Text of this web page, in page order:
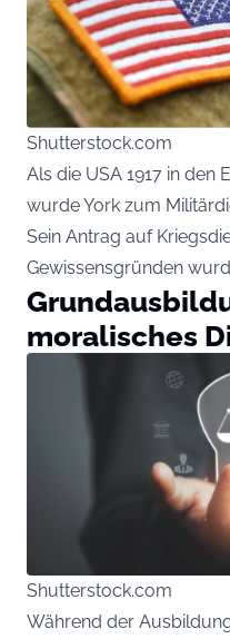
Shutterstock.com
Als die USA 1917 in den
wurde York zum
Sein Antrag auf
Gewissensgründen
moralisches
Shutterstock.com
Während der